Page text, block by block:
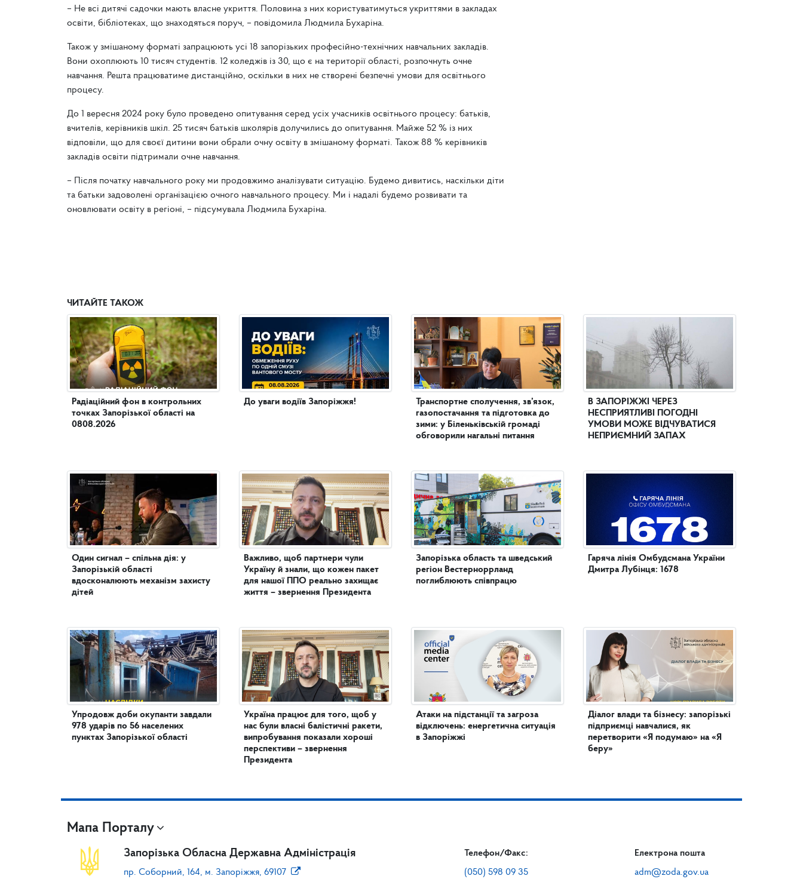
– Не всі дитячі садочки мають власне укриття. Половина з них користуватимуться укриттями в закладах
освіти, бібліотеках, що знаходяться поруч, – повідомила Людмила Бухаріна.
Також у змішаному форматі запрацюють усі 18 запорізьких професійно-технічних навчальних закладів.
Вони охоплюють 10 тисяч студентів. 12 коледжів із 30, що є на території області, розпочнуть очне
навчання. Решта працюватиме дистанційно, оскільки в них не створені безпечні умови для освітнього
процесу.
До 1 вересня 2024 року було проведено опитування серед усіх учасників освітнього процесу: батьків,
вчителів, керівників шкіл. 25 тисяч батьків школярів долучились до опитування. Майже 52 % із них
відповіли, що для своєї дитини вони обрали очну освіту в змішаному форматі. Також 88 % керівників
закладів освіти підтримали очне навчання.
– Після початку навчального року ми продовжимо аналізувати ситуацію. Будемо дивитись, наскільки діти
та батьки задоволені організацією очного навчального процесу. Ми і надалі будемо розвивати та
оновлювати освіту в регіоні, – підсумувала Людмила Бухаріна.
ЧИТАЙТЕ ТАКОЖ
Радіаційний фон в контрольних
точках Запорізької області на
0808.2026
Один сигнал – спільна дія: у
Запорізькій області
вдосконалюють механізм захисту
дітей
Упродовж доби окупанти завдали
978 ударів по 56 населених
пунктах Запорізької області
До уваги водіїв Запоріжжя!
Важливо, щоб партнери чули
Україну й знали, що кожен пакет
для нашої ППО реально захищає
життя – звернення Президента
Україна працює для того, щоб у
нас були власні балістичні ракети,
випробування показали хороші
перспективи – звернення
Президента
Транспортне сполучення, зв’язок,
газопостачання та підготовка до
зими: у Біленьківській громаді
обговорили нагальні питання
Запорізька область та шведський
регіон Вестерноррланд
поглиблюють співпрацю
Атаки на підстанції та загроза
відключень: енергетична ситуація
в Запоріжжі
В ЗАПОРІЖЖІ ЧЕРЕЗ
НЕСПРИЯТЛИВІ ПОГОДНІ
УМОВИ МОЖЕ ВІДЧУВАТИСЯ
НЕПРИЄМНИЙ ЗАПАХ
Гаряча лінія Омбудсмана України
Дмитра Лубінця: 1678
Діалог влади та бізнесу: запорізькі
підприємці навчалися, як
перетворити «Я подумаю» на «Я
беру»
Мапа Порталу
Запорізька Обласна Державна Адміністрація
пр. Соборний, 164, м. Запоріжжя, 69107
Телефон/Факс:
(050) 598 09 35
Електрона пошта
adm@zoda.gov.ua